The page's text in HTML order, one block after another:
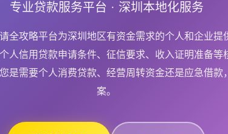
专业贷款服务平台 · 深圳本地化服务
全攻略平台为深圳地区有资金需求的个人和企业
人信用贷款申请条件、征信要求、收入证明准备
是需要个人消费贷款、经营周转资金还是应急借
案。